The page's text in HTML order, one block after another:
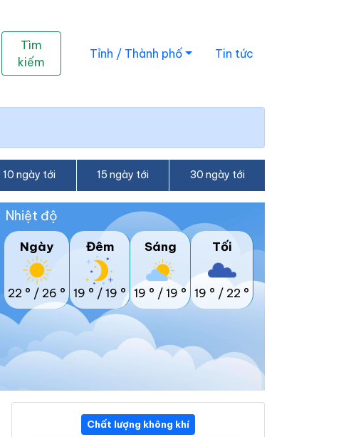
Tìm
kiếm
Tỉnh / Thành phố Tin tức
10 ngày tới 15 ngày tới 30 ngày tới
Nhiệt độ
Ngày
22 ° / 26 °
Đêm
19 ° / 19 °
Sáng
19 ° / 19 °
Tối
19 ° / 22 °
Chất lượng không khí